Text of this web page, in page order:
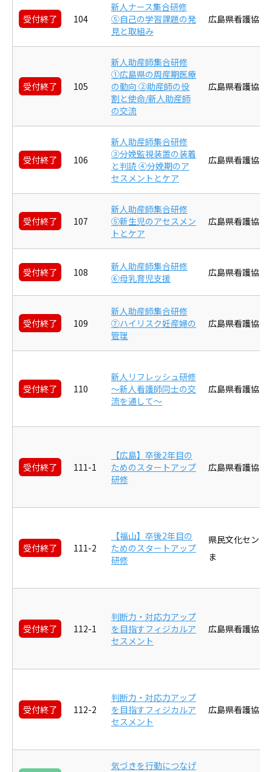
受付終了 104
新人ナース集合研修
⑤自己の学習課題の発
見と取組み
広島県看護協会
受付終了 105
新人助産師集合研修
①広島県の周産期医療
の動向 ②助産師の役
割と使命/新人助産師
の交流
広島県看護協会
受付終了 106
新人助産師集合研修
③分娩監視装置の装着
と判読 ④分娩期のア
セスメントとケア
広島県看護協会
受付終了 107
新人助産師集合研修
⑤新生児のアセスメン
トとケア
広島県看護協会
受付終了 108
新人助産師集合研修
⑥母乳育児支援
広島県看護協会
受付終了 109
新人助産師集合研修
⑦ハイリスク妊産婦の
管理
広島県看護協会
受付終了 110
新人リフレッシュ研修
～新人看護師同士の交
流を通して～
広島県看護協会
受付終了 111-1
【広島】卒後2年目の
ためのスタートアップ
研修
広島県看護協会
受付終了 111-2
【福山】卒後2年目の
ためのスタートアップ
研修
県民文化センタ
ま
受付終了 112-1
判断力・対応力アップ
を目指すフィジカルア
セスメント
広島県看護協会
受付終了 112-2
判断力・対応力アップ
を目指すフィジカルア
セスメント
広島県看護協会
気づきを行動につなげ